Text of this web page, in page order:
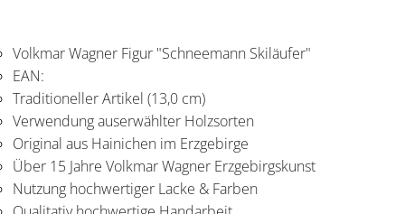
Volkmar Wagner Figur "Schneemann Skiläufer"
EAN:
Traditioneller Artikel (13,0 cm)
Verwendung auserwählter Holzsorten
Original aus Hainichen im Erzgebirge
Über 15 Jahre Volkmar Wagner Erzgebirgskunst
Nutzung hochwertiger Lacke & Farben